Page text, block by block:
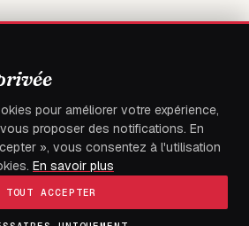
pour améliorer votre expérience,
proposer des notifications. En
», vous consentez à l'utilisation
En savoir plus
TOUT ACCEPTER